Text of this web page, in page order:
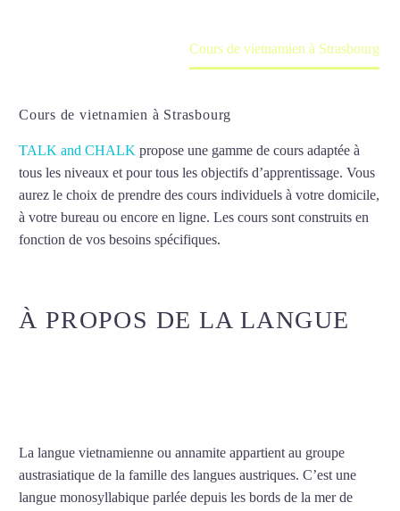
Cours de vietnamien à Strasbourg
Cours de vietnamien à Strasbourg
TALK and CHALK propose une gamme de cours adaptée à
tous les niveaux et pour tous les objectifs d’apprentissage. Vous
aurez le choix de prendre des cours individuels à votre domicile,
à votre bureau ou encore en ligne. Les cours sont construits en
fonction de vos besoins spécifiques.
À PROPOS DE LA LANGUE
La langue vietnamienne ou annamite appartient au groupe
austrasiatique de la famille des langues austriques. C’est une
langue monosyllabique parlée depuis les bords de la mer de